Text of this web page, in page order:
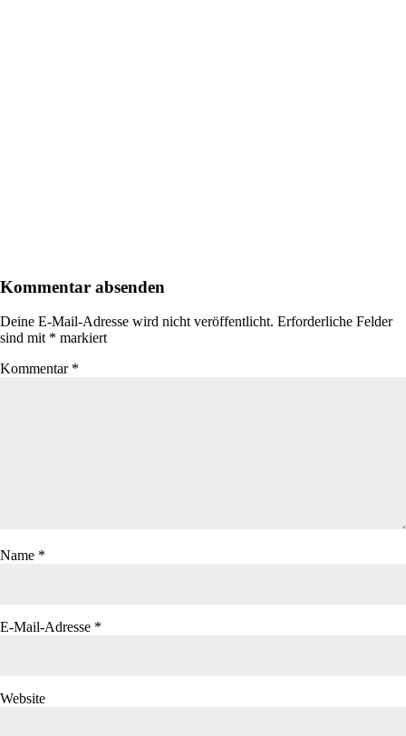
Kommentar absenden
Deine E-Mail-Adresse wird nicht veröffentlicht. Erforderliche Felder
sind mit * markiert
Kommentar *
Name *
E-Mail-Adresse *
Website